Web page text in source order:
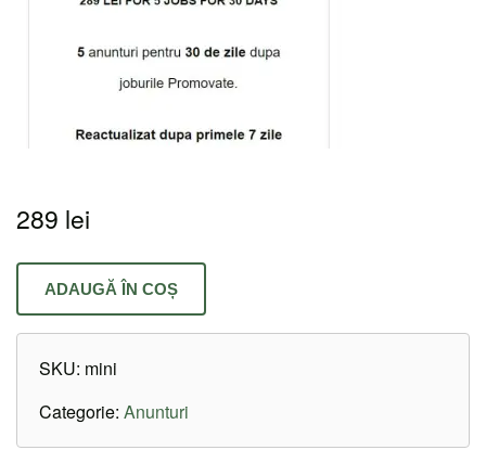
289 lei
ADAUGĂ ÎN COȘ
SKU: mini
Categorie: Anunturi